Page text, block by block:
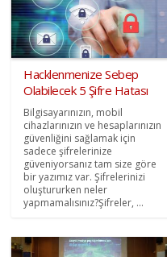
Hacklenmenize Sebep
Olabilecek 5 Şifre Hatası
Bilgisayarınızın, mobil
cihazlarınızın ve hesaplarınızın
güvenliğini sağlamak için
sadece şifrelerinize
güveniyorsanız tam size göre
bir yazımız var. Şifrelerinizi
oluştururken neler
yapmamalısınız?Şifreler, ...